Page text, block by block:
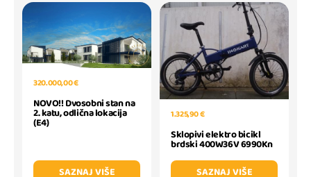
320.000,00 €
NOVO!! Dvosobni stan na
2. katu, odlična lokacija
(E4)
SAZNAJ VIŠE
1.325,90 €
Sklopivi elektro bicikl
brdski 400W36V 6990Kn
SAZNAJ VIŠE